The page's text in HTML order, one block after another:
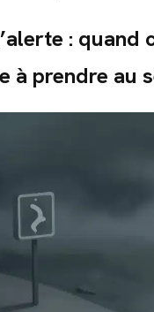
:
à prendre au